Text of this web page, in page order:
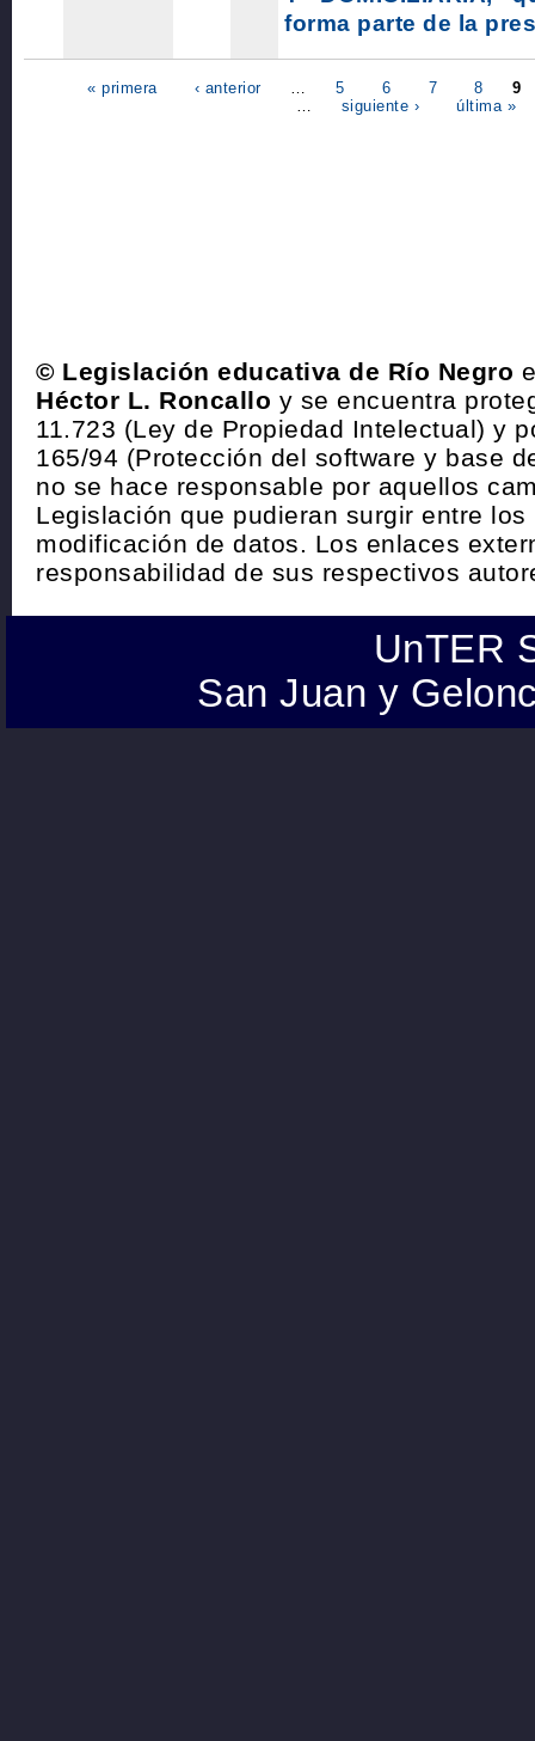
forma parte de la
« primera ‹ anterior … 5 6 7 8
9
…
siguiente › última »
© Legislación educativa de Río Negro
Héctor L. Roncallo y se encuentra
11.723 (Ley de Propiedad Intelectual) y
165/94 (Protección del software y base
no se hace responsable por aquellos
Legislación que pudieran surgir entre los
modificación de datos. Los enlaces
responsabilidad de sus respectivos
UnTER
San Juan y